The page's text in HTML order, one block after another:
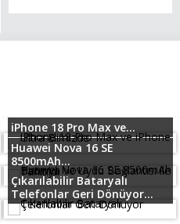
iPhone 18 Pro Max ve...
Huawei Nova 16 SE
8500mAh...
Çıkarılabilir Bataryalı
Telefonlar Geri Dönüyor...